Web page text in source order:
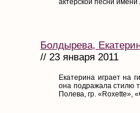
актёрской песни
Болдырева,
// 23 января 2011
Екатерина играет на
она подражала стилю
Полева, гр. «Roxette»,